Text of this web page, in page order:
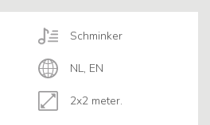
Schminker
2x2 meter.
NL, EN